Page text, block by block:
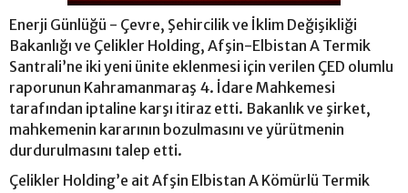
Enerji Günlüğü - Çevre, Şehircilik ve İklim Değişikliği
Bakanlığı ve Çelikler Holding, Afşin-Elbistan A Termik
Santrali’ne iki yeni ünite eklenmesi için verilen ÇED olumlu
raporunun Kahramanmaraş 4. İdare Mahkemesi
tarafından iptaline karşı itiraz etti. Bakanlık ve şirket,
mahkemenin kararının bozulmasını ve yürütmenin
durdurulmasını talep etti.
Çelikler Holding’e ait Afşin Elbistan A Kömürlü Termik